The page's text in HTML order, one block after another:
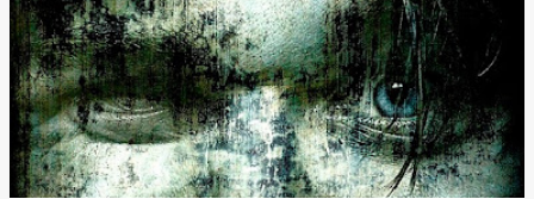
P
o
s
a